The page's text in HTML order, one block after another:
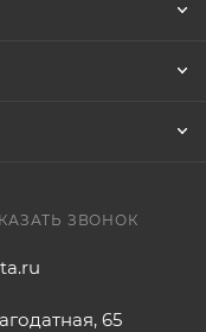
ЗВОНОК
65